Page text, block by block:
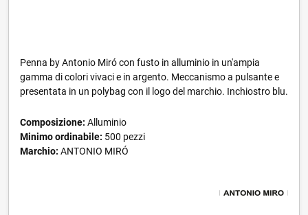
Penna by Antonio Miró con fusto in alluminio in un'ampia
gamma di colori vivaci e in argento. Meccanismo a pulsante e
presentata in un polybag con il logo del marchio. Inchiostro blu.
Composizione: Alluminio
Minimo ordinabile: 500 pezzi
Marchio: ANTONIO MIRÓ